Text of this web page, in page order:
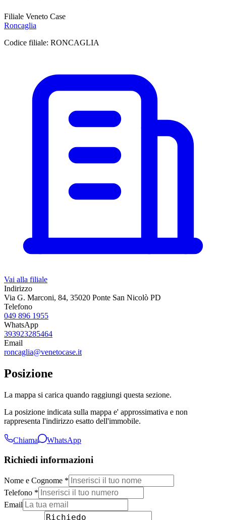
Filiale Veneto Case
Roncaglia
Codice filiale: RONCAGLIA
Vai alla filiale
Indirizzo
Via G. Marconi, 84, 35020 Ponte San Nicolò PD
Telefono
049 896 1955
WhatsApp
393923285464
Email
roncaglia@venetocase.it
Posizione
La mappa si carica quando raggiungi questa sezione.
La posizione indicata sulla mappa e' approssimativa e non
rappresenta l'indirizzo esatto dell'immobile.
Chiama WhatsApp
Richiedi informazioni
Nome e Cognome *
Telefono *
Email